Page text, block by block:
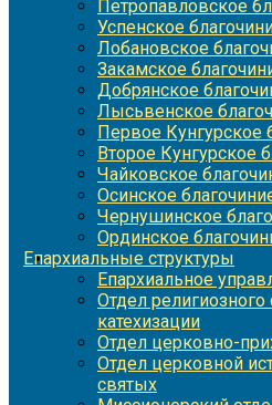
Петропавловское
Успенское
Лобановское
Закамское
Добрянское
Лысьвенское
Первое Кунгурское
Второе Кунгурское
Чайковское
Осинское
Чернушинское
Ординское
Епархиальные структуры
Епархиальное
Отдел религиозного
катехизации
Отдел церковно-
Отдел церковной
святых